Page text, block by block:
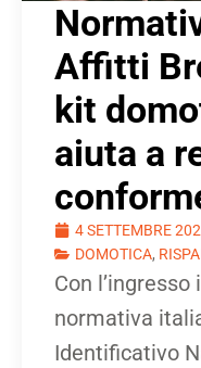
Affitti
kit
aiuta a
4 SETTEMBRE
DOMOTICA,
Con
normativa
Identificativo